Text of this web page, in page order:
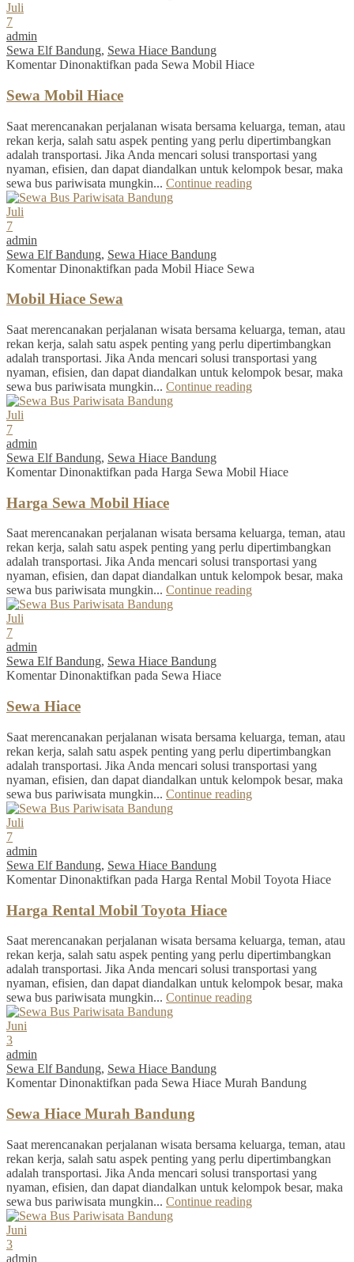
Juli
7
admin
Sewa Elf Bandung, Sewa Hiace Bandung
Komentar Dinonaktifkan pada Sewa Mobil Hiace
Sewa Mobil Hiace
Saat merencanakan perjalanan wisata bersama keluarga, teman, atau
rekan kerja, salah satu aspek penting yang perlu dipertimbangkan
adalah transportasi. Jika Anda mencari solusi transportasi yang
nyaman, efisien, dan dapat diandalkan untuk kelompok besar, maka
sewa bus pariwisata mungkin... Continue reading
Juli
7
admin
Sewa Elf Bandung, Sewa Hiace Bandung
Komentar Dinonaktifkan pada Mobil Hiace Sewa
Mobil Hiace Sewa
Saat merencanakan perjalanan wisata bersama keluarga, teman, atau
rekan kerja, salah satu aspek penting yang perlu dipertimbangkan
adalah transportasi. Jika Anda mencari solusi transportasi yang
nyaman, efisien, dan dapat diandalkan untuk kelompok besar, maka
sewa bus pariwisata mungkin... Continue reading
Juli
7
admin
Sewa Elf Bandung, Sewa Hiace Bandung
Komentar Dinonaktifkan pada Harga Sewa Mobil Hiace
Harga Sewa Mobil Hiace
Saat merencanakan perjalanan wisata bersama keluarga, teman, atau
rekan kerja, salah satu aspek penting yang perlu dipertimbangkan
adalah transportasi. Jika Anda mencari solusi transportasi yang
nyaman, efisien, dan dapat diandalkan untuk kelompok besar, maka
sewa bus pariwisata mungkin... Continue reading
Juli
7
admin
Sewa Elf Bandung, Sewa Hiace Bandung
Komentar Dinonaktifkan pada Sewa Hiace
Sewa Hiace
Saat merencanakan perjalanan wisata bersama keluarga, teman, atau
rekan kerja, salah satu aspek penting yang perlu dipertimbangkan
adalah transportasi. Jika Anda mencari solusi transportasi yang
nyaman, efisien, dan dapat diandalkan untuk kelompok besar, maka
sewa bus pariwisata mungkin... Continue reading
Juli
7
admin
Sewa Elf Bandung, Sewa Hiace Bandung
Komentar Dinonaktifkan pada Harga Rental Mobil Toyota Hiace
Harga Rental Mobil Toyota Hiace
Saat merencanakan perjalanan wisata bersama keluarga, teman, atau
rekan kerja, salah satu aspek penting yang perlu dipertimbangkan
adalah transportasi. Jika Anda mencari solusi transportasi yang
nyaman, efisien, dan dapat diandalkan untuk kelompok besar, maka
sewa bus pariwisata mungkin... Continue reading
Juni
3
admin
Sewa Elf Bandung, Sewa Hiace Bandung
Komentar Dinonaktifkan pada Sewa Hiace Murah Bandung
Sewa Hiace Murah Bandung
Saat merencanakan perjalanan wisata bersama keluarga, teman, atau
rekan kerja, salah satu aspek penting yang perlu dipertimbangkan
adalah transportasi. Jika Anda mencari solusi transportasi yang
nyaman, efisien, dan dapat diandalkan untuk kelompok besar, maka
sewa bus pariwisata mungkin... Continue reading
Juni
3
admin